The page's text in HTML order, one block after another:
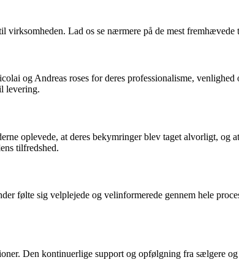
Lad os se nærmere på de mest fremhævede
og Andreas roses for deres professionalisme,
levering.
oplevede, at deres bekymringer blev taget alvorligt, og
tilfredshed.
følte sig velplejede og velinformerede gennem hele
Den kontinuerlige support og opfølgning fra sælgere